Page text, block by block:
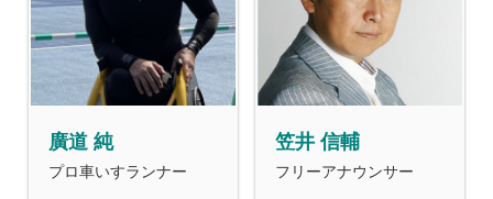
廣道 純
プロ車いすランナー
笠井 信輔
フリーアナウンサー